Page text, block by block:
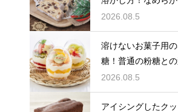
クリームを作る
2026.08.5
溶けないお菓子用
糖！普通の粉糖との
説
2026.08.5
アイシングしたク